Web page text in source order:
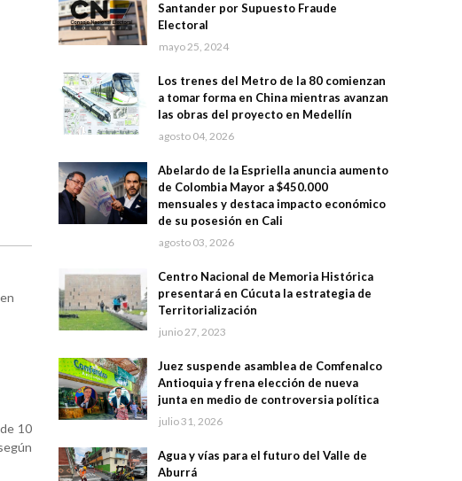
10
Santander por Supuesto Fraude
Electoral
mayo 25, 2024
Los trenes del Metro de la 80 comienzan
a tomar forma en China mientras avanzan
las obras del proyecto en Medellín
agosto 04, 2026
Abelardo de la Espriella anuncia aumento
de Colombia Mayor a $450.000
mensuales y destaca impacto económico
de su posesión en Cali
agosto 03, 2026
Centro Nacional de Memoria Histórica
presentará en Cúcuta la estrategia de
Territorialización
junio 27, 2023
Juez suspende asamblea de Comfenalco
Antioquia y frena elección de nueva
junta en medio de controversia política
julio 31, 2026
Agua y vías para el futuro del Valle de
Aburrá